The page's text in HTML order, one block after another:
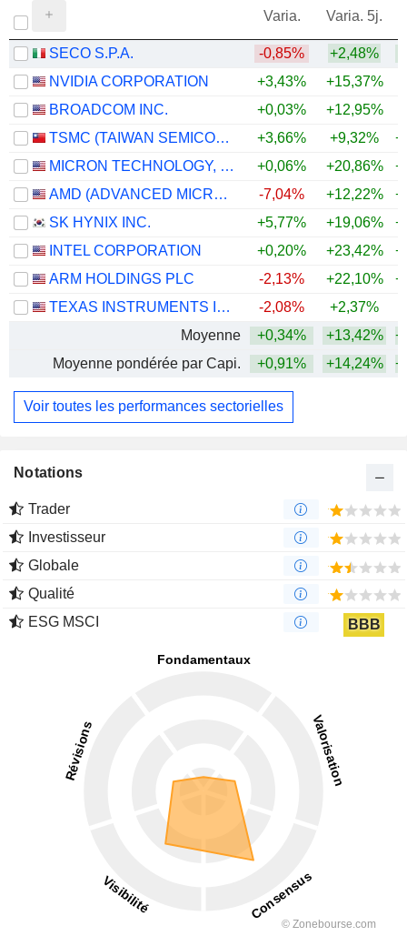
Varia. Varia. 5j.
SECO S.P.A. -0,85% +2,48%
NVIDIA CORPORATION
+3,43% +15,37%
BROADCOM INC.
+0,03% +12,95%
TSMC (TAIWAN SEMICONDUCTOR MANUFACTURING COMPANY)
+3,66% +9,32%
MICRON TECHNOLOGY, INC.
+0,06% +20,86%
AMD (ADVANCED MICRO DEVICES)
-7,04% +12,22%
SK HYNIX INC.
+5,77% +19,06%
INTEL CORPORATION
+0,20% +23,42%
ARM HOLDINGS PLC
-2,13% +22,10%
TEXAS INSTRUMENTS INCORPORATED
-2,08% +2,37%
Moyenne
+0,34% +13,42%
Moyenne pondérée par Capi.
+0,91% +14,24%
Voir toutes les performances sectorielles
Notations
Trader
Investisseur
Globale
Qualité
ESG MSCI
BBB